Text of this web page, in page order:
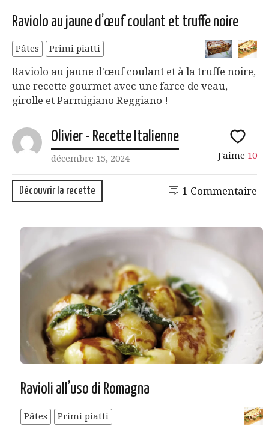
Raviolo au jaune d’œuf coulant et truffe noire
Pâtes Primi piatti
Raviolo au jaune d'œuf coulant et à la truffe noire,
une recette gourmet avec une farce de veau,
girolle et Parmigiano Reggiano !
Olivier - Recette Italienne
décembre 15, 2024 J'aime 10
Découvrir la recette 1 Commentaire
Ravioli all’uso di Romagna
Pâtes Primi piatti